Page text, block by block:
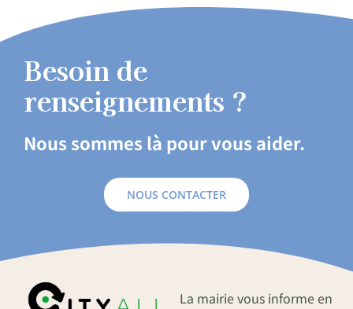
Besoin de
renseignements ?
Nous sommes là pour vous aider.
NOUS CONTACTER
La mairie vous informe en